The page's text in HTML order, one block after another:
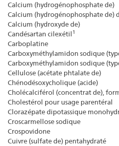
Calcium (hydrogénophosphate de)
Calcium (hydrogénophosphate de)
Calcium (hydroxyde de)
Candésartan cilexétil1
Carboplatine
Carboxyméthylamidon sodique
Carboxyméthylamidon sodique
Cellulose (acétate phtalate de)
Chénodésoxycholique (acide)
Cholécalciférol (concentrat de),
Cholestérol pour usage parentéral
Clorazépate dipotassique
Croscarmellose sodique
Crospovidone
Cuivre (sulfate de) pentahydraté